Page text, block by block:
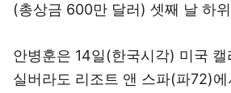
(총상금 600만 달러) 셋째 날 하
안병훈은 14일(한국시각) 미국 캘
실버라도 리조트 앤 스파(파72)